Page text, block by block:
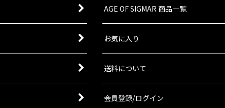
AGE OF SIGMAR 商品一覧
お気に入り
送料について
会員登録/ログイン